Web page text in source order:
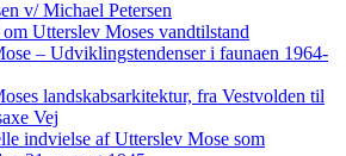
v/ Michael Petersen
Utterslev Moses vandtilstand
– Udviklingstendenser i faunaen 1964-
landskabsarkitektur, fra Vestvolden til
Vej
indvielse af Utterslev Mose som